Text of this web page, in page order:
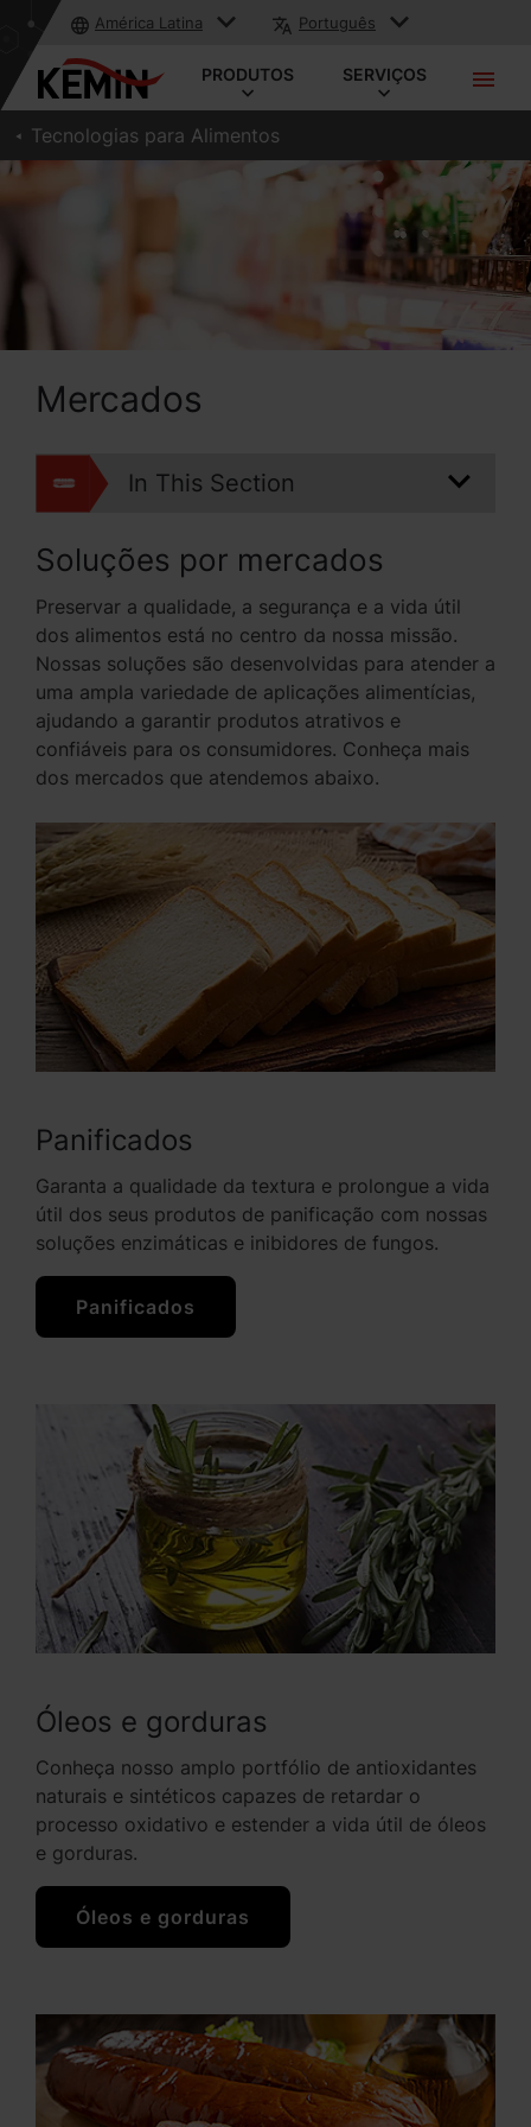
América Latina Português
PRODUTOS SERVIÇOS
Tecnologias para Alimentos
Mercados
In This Section
Soluções por mercados
Preservar a qualidade, a segurança e a vida útil
dos alimentos está no centro da nossa missão.
Nossas soluções são desenvolvidas para atender a
uma ampla variedade de aplicações alimentícias,
ajudando a garantir produtos atrativos e
confiáveis para os consumidores. Conheça mais
dos mercados que atendemos abaixo.
Panificados
Garanta a qualidade da textura e prolongue a vida
útil dos seus produtos de panificação com nossas
soluções enzimáticas e inibidores de fungos.
Panificados
Óleos e gorduras
Conheça nosso amplo portfólio de antioxidantes
naturais e sintéticos capazes de retardar o
processo oxidativo e estender a vida útil de óleos
e gorduras.
Óleos e gorduras